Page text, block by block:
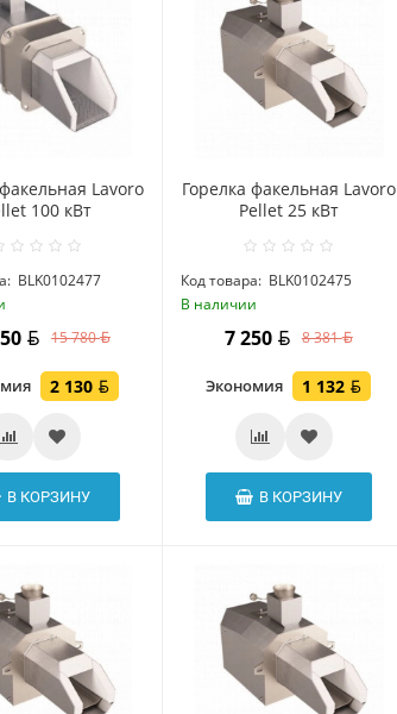
Lavoro
100 кВт
BLK0102477
15 780
2 130
В КОРЗИНУ
Горелка факельная Lavoro
Pellet 25 кВт
Код товара: BLK0102475
В наличии
7 250 8 381
Экономия 1 132
В КОРЗИНУ